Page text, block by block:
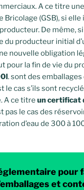
A ce titre
Bricolage (GSB), si
De même,
du producteur initial
nouvelle obligation
pour la fin de vie du
. sont des emballages
le cas s’ils sont
A ce titre un certificat
pas le cas des
d’eau de 300 à
pour
et